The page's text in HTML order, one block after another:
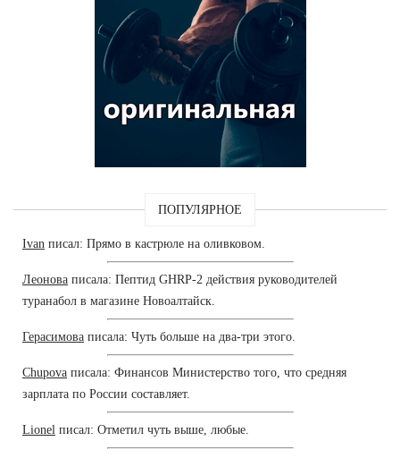
ПОПУЛЯРНОЕ
Ivan писал: Прямо в кастрюле на оливковом.
Леонова писала: Пептид GHRP-2 действия руководителей
туранабол в магазине Новоалтайск.
Герасимова писала: Чуть больше на два-три этого.
Chupova писала: Финансов Министерство того, что средняя
зарплата по России составляет.
Lionel писал: Отметил чуть выше, любые.